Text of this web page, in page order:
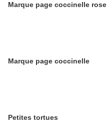
Marque page coccinelle rose
Marque page coccinelle
Petites tortues